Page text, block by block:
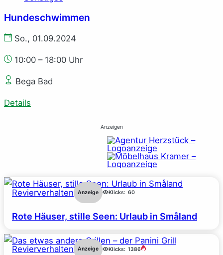
Hundeschwimmen
So., 01.09.2024
10:00 – 18:00 Uhr
Bega Bad
Details
Anzeigen
Revierverhalten Anzeige Klicks: 60
Rote Häuser, stille Seen: Urlaub in Småland
Revierverhalten Anzeige Klicks: 1386